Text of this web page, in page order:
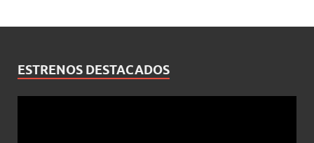
ESTRENOS DESTACADOS